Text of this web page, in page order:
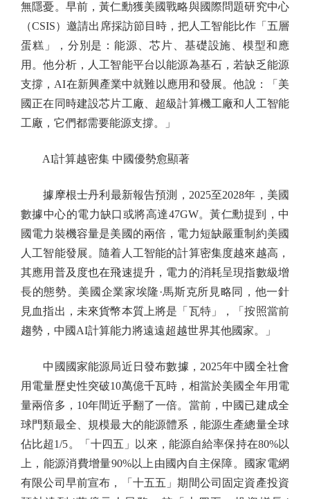
無隱憂。早前，黃仁勳獲美國戰略與國際問題研究中心
（CSIS）邀請出席採訪節目時，把人工智能比作「五層
蛋糕」，分別是：能源、芯片、基礎設施、模型和應
用。他分析，人工智能平台以能源為基石，若缺乏能源
支撐，AI在新興產業中就難以應用和發展。他說：「美
國正在同時建設芯片工廠、超級計算機工廠和人工智能
工廠，它們都需要能源支撐。」
AI計算越密集 中國優勢愈顯著
據摩根士丹利最新報告預測，2025至2028年，美國
數據中心的電力缺口或將高達47GW。黃仁勳提到，中
國電力裝機容量是美國的兩倍，電力短缺嚴重制約美國
人工智能發展。隨着人工智能的計算密集度越來越高，
其應用普及度也在飛速提升，電力的消耗呈現指數級增
長的態勢。美國企業家埃隆·馬斯克所見略同，他一針
見血指出，未來貨幣本質上將是「瓦特」，「按照當前
趨勢，中國AI計算能力將遠遠超越世界其他國家。」
中國國家能源局近日發布數據，2025年中國全社會
用電量歷史性突破10萬億千瓦時，相當於美國全年用電
量兩倍多，10年間近乎翻了一倍。當前，中國已建成全
球門類最全、規模最大的能源體系，能源生產總量全球
佔比超1/5。「十四五」以來，能源自給率保持在80%以
上，能源消費增量90%以上由國內自主保障。國家電網
有限公司早前宣布，「十五五」期間公司固定資產投資